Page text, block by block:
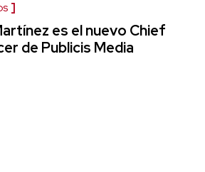
es el nuevo Chief
de Publicis Media